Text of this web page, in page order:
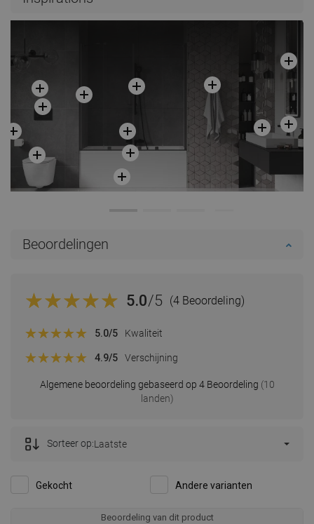
Beoordelingen
5.0/5 (4 Beoordeling)
Algemene beoordeling gebaseerd op 4 Beoordeling (10
landen)
5.0/5 Kwaliteit
4.9/5 Verschijning
Gekocht Andere varianten
Sorteer op:Laatste
Beoordeling van dit product